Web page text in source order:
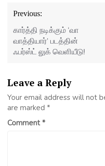
Post
navigation
Previous:
கார்த்தி நடிக்கும் ‘வா
வாத்தியார்’ படத்தின்
ஃபர்ஸ்ட் லுக் வெளியீடு!
Leave a Reply
Your email address will not
are marked *
Comment*